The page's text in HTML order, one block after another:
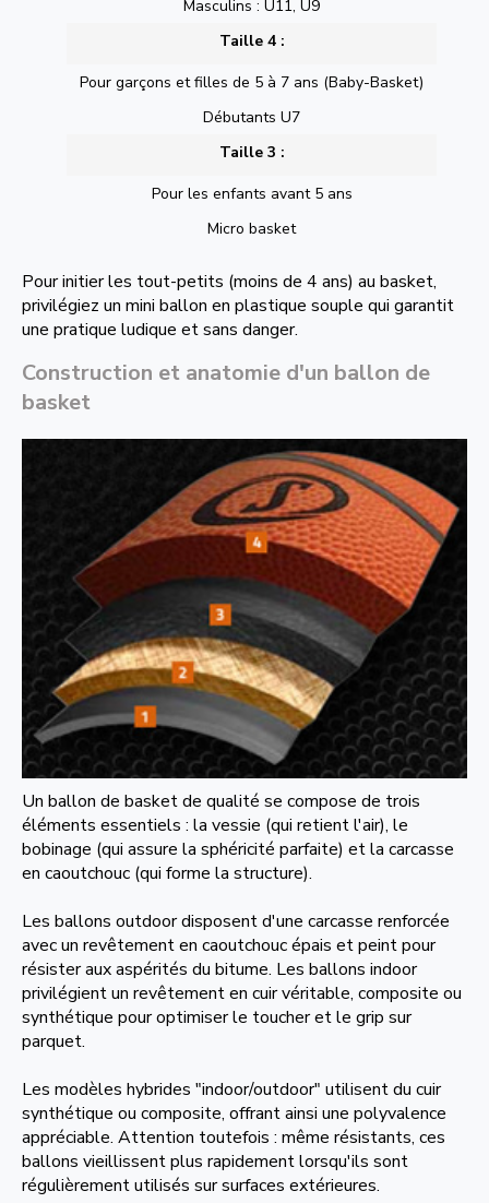
Masculins : U11, U9
Taille 4 :
Pour garçons et filles de 5 à 7 ans (Baby-Basket)
Débutants U7
Taille 3 :
Pour les enfants avant 5 ans
Micro basket
Pour initier les tout-petits (moins de 4 ans) au basket,
privilégiez un mini ballon en plastique souple qui garantit
une pratique ludique et sans danger.
Construction et anatomie d'un ballon de
basket
Un ballon de basket de qualité se compose de trois
éléments essentiels : la vessie (qui retient l'air), le
bobinage (qui assure la sphéricité parfaite) et la carcasse
en caoutchouc (qui forme la structure).
Les ballons outdoor disposent d'une carcasse renforcée
avec un revêtement en caoutchouc épais et peint pour
résister aux aspérités du bitume. Les ballons indoor
privilégient un revêtement en cuir véritable, composite ou
synthétique pour optimiser le toucher et le grip sur
parquet.
Les modèles hybrides "indoor/outdoor" utilisent du cuir
synthétique ou composite, offrant ainsi une polyvalence
appréciable. Attention toutefois : même résistants, ces
ballons vieillissent plus rapidement lorsqu'ils sont
régulièrement utilisés sur surfaces extérieures.